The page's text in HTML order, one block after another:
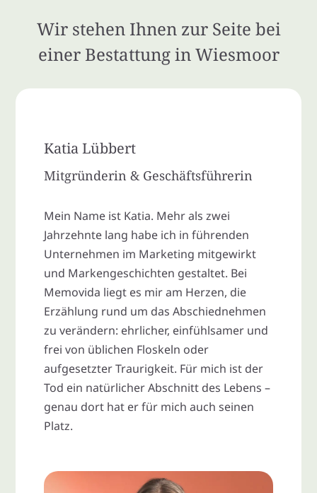
Wir stehen Ihnen zur Seite bei
einer Bestattung in Wiesmoor
Katia Lübbert
Mitgründerin & Geschäftsführerin
Mein Name ist Katia. Mehr als zwei
Jahrzehnte lang habe ich in führenden
Unternehmen im Marketing mitgewirkt
und Markengeschichten gestaltet. Bei
Memovida liegt es mir am Herzen, die
Erzählung rund um das Abschiednehmen
zu verändern: ehrlicher, einfühlsamer und
frei von üblichen Floskeln oder
aufgesetzter Traurigkeit. Für mich ist der
Tod ein natürlicher Abschnitt des Lebens –
genau dort hat er für mich auch seinen
Platz.